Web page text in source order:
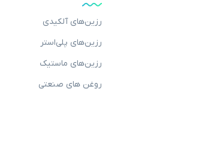
رزین‌های آلکیدی
رزین‌های پلی‌استر
رزین‌های ماستیک‌
روغن های صنعتی